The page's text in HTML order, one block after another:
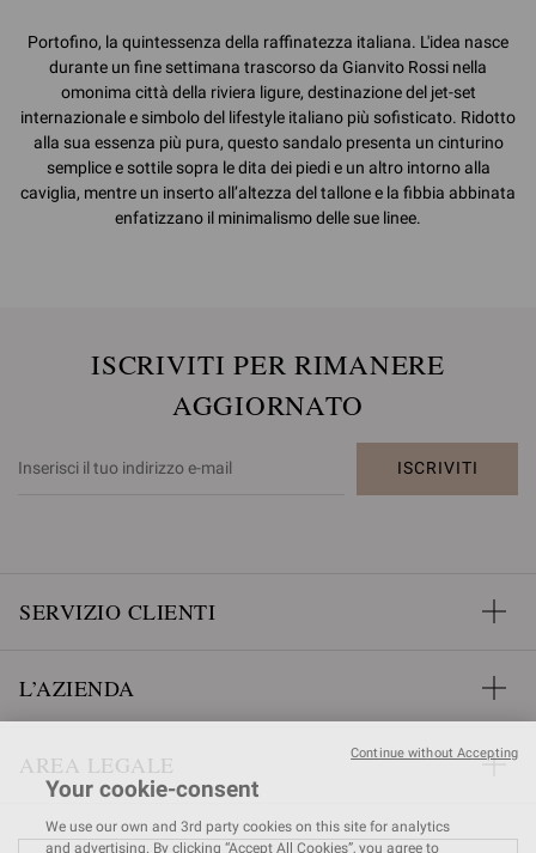
Portofino, la quintessenza della raffinatezza italiana. L'idea nasce
durante un fine settimana trascorso da Gianvito Rossi nella
omonima città della riviera ligure, destinazione del jet-set
internazionale e simbolo del lifestyle italiano più sofisticato. Ridotto
alla sua essenza più pura, questo sandalo presenta un cinturino
semplice e sottile sopra le dita dei piedi e un altro intorno alla
caviglia, mentre un inserto all’altezza del tallone e la fibbia abbinata
enfatizzano il minimalismo delle sue linee.
ISCRIVITI PER RIMANERE
AGGIORNATO
ISCRIVITI
SERVIZIO CLIENTI
L’AZIENDA
AREA LEGALE
Your cookie-consent
We use our own and 3rd party cookies on this site for analytics
and advertising. By clicking “Accept All Cookies”, you agree to
Continue without Accepting